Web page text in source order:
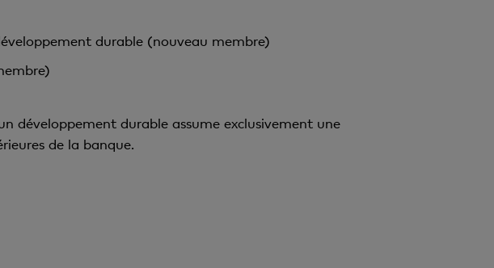
durable (nouveau membre)
développement durable assume exclusivement une
de la banque.